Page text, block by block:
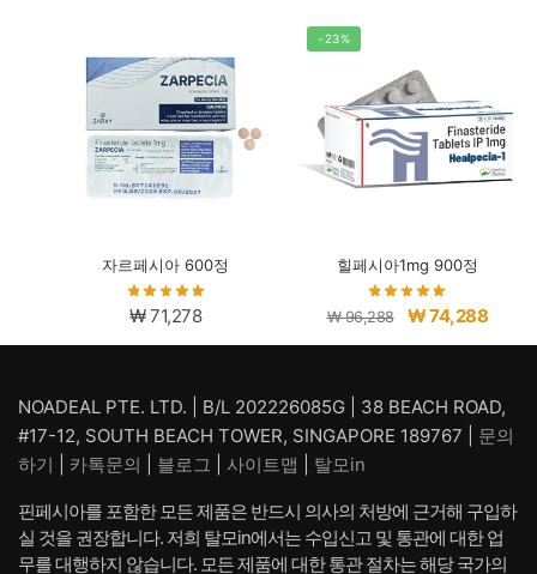
자르페시아 600정
₩71,278
-23%
힐페시아1mg 900정
₩96,288
원
래
격:
₩ 96,288.
₩74,288현
재
격:
₩
NOADEAL PTE. LTD. | B/L 202226085G | 38 BEACH ROAD,
#17-12, SOUTH BEACH TOWER, SINGAPORE 189767 | 문의
하기
카톡문의 블로그 사이트맵 탈모in
핀페시아를 포함한 모든 제품은 반드시 의사의 처방에 근거해 구입하
실 것을 권장합니다. 저희 탈모in에서는 수입신고 및 통관에 대한 업
무를 대행하지 않습니다. 모든 제품에 대한 통관 절차는 해당 국가의